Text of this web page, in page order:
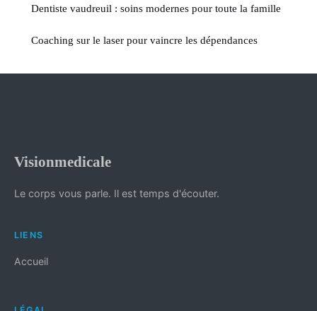
Dentiste vaudreuil : soins modernes pour toute la famille
Coaching sur le laser pour vaincre les dépendances
Visionmedicale
Le corps vous parle. Il est temps d'écouter.
LIENS
Accueil